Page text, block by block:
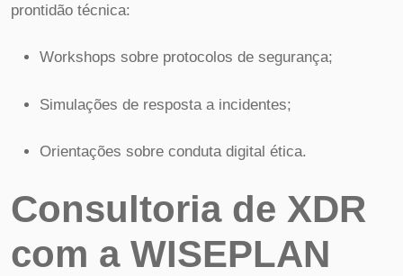
prontidão técnica:
Workshops sobre protocolos de segurança;
Simulações de resposta a incidentes;
Orientações sobre conduta digital ética.
Consultoria de XDR
com a WISEPLAN